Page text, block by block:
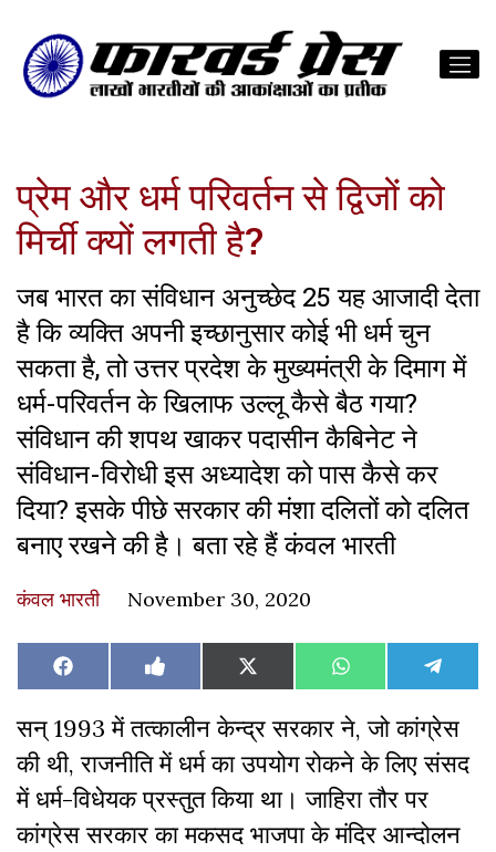
प्रेम और धर्म परिवर्तन से द्विजों को
मिर्ची क्यों लगती है?
जब भारत का संविधान अनुच्छेद 25 यह आजादी देता
है कि व्यक्ति अपनी इच्छानुसार कोई भी धर्म चुन
सकता है, तो उत्तर प्रदेश के मुख्यमंत्री के दिमाग में
धर्म-परिवर्तन के खिलाफ उल्लू कैसे बैठ गया?
संविधान की शपथ खाकर पदासीन कैबिनेट ने
संविधान-विरोधी इस अध्यादेश को पास कैसे कर
दिया? इसके पीछे सरकार की मंशा दलितों को दलित
बनाए रखने की है। बता रहे हैं कंवल भारती
कंवल भारती November 30, 2020
Share
on
Facebook Share
on
Like
on
Facebook
Share
on
X
(Twitter)
Share
on
WhatsAppShare
on
सन् 1993 में तत्कालीन केन्द्र सरकार ने, जो कांग्रेस
की थी, राजनीति में धर्म का उपयोग रोकने के लिए संसद
में धर्म-विधेयक प्रस्तुत किया था। जाहिरा तौर पर
कांग्रेस सरकार का मकसद भाजपा के मंदिर आन्दोलन